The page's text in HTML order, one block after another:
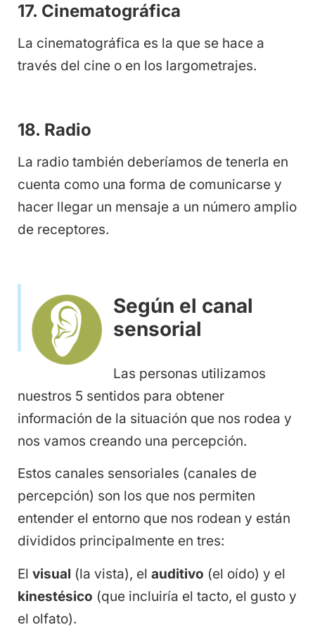
17. Cinematográfica
La cinematográfica es la que se hace a
través del cine o en los largometrajes.
18. Radio
La radio también deberíamos de tenerla en
cuenta como una forma de comunicarse y
hacer llegar un mensaje a un número amplio
de receptores.
Según el canal
sensorial
Las personas utilizamos
nuestros 5 sentidos para obtener
información de la situación que nos rodea y
nos vamos creando una percepción.
Estos canales sensoriales (canales de
percepción) son los que nos permiten
entender el entorno que nos rodean y están
divididos principalmente en tres:
El visual (la vista), el auditivo (el oído) y el
kinestésico (que incluiría el tacto, el gusto y
el olfato).